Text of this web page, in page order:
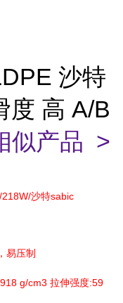
沙特
度 高 A/B
似产品 >
沙特sabic
易压制
g/cm3 拉伸强度:59